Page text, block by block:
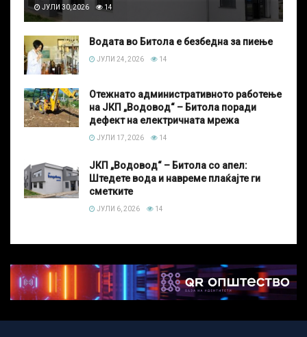
ЈУЛИ 30, 2026 14
Водата во Битола е безбедна за пиење
ЈУЛИ 24, 2026 14
Отежнато административното работење
на ЈКП „Водовод“ – Битола поради
дефект на електричната мрежа
ЈУЛИ 17, 2026 14
ЈКП „Водовод“ – Битола со апел:
Штедете вода и навреме плаќајте ги
сметките
ЈУЛИ 6, 2026 14